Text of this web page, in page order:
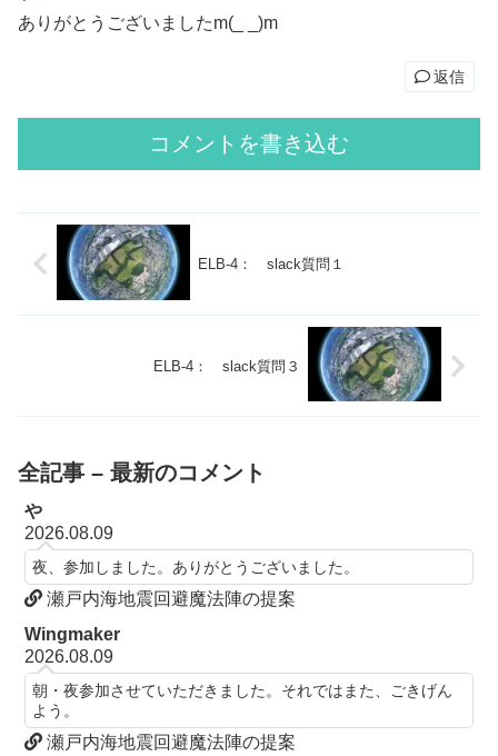
ありがとうございましたm(_ _)m
返信
コメントを書き込む
ELB-4： slack質問１
ELB-4： slack質問３
全記事 – 最新のコメント
や
2026.08.09
夜、参加しました。ありがとうございました。
瀬戸内海地震回避魔法陣の提案
Wingmaker
2026.08.09
朝・夜参加させていただきました。それではまた、ごきげん
よう。
瀬戸内海地震回避魔法陣の提案